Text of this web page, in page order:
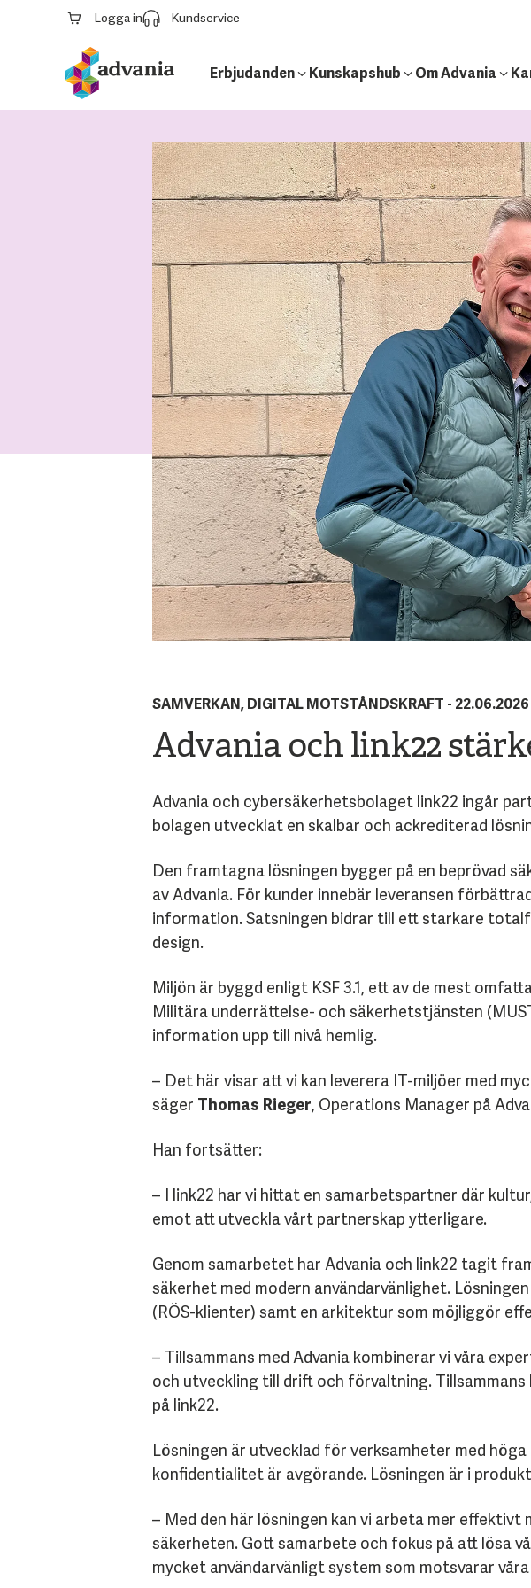
Logga in Kundservice
Erbjudanden Kunskapshub Om Advania
SAMVERKAN, DIGITAL MOTSTÅNDSKRAFT -
Advania och link22
Advania och cybersäkerhetsbolaget link22 ingår
bolagen utvecklat en skalbar och ackrediterad
Den framtagna lösningen bygger på en beprövad
av Advania. För kunder innebär leveransen
information. Satsningen bidrar till ett starkare
design.
Miljön är byggd enligt KSF 3.1, ett av de mest
Militära underrättelse- och säkerhetstjänsten
information upp till nivå hemlig.
– Det här visar att vi kan leverera IT-miljöer med
säger Thomas Rieger, Operations Manager på
Han fortsätter:
– I link22 har vi hittat en samarbetspartner där
emot att utveckla vårt partnerskap ytterligare.
Genom samarbetet har Advania och link22 tagit
säkerhet med modern användarvänlighet.
(RÖS-klienter) samt en arkitektur som möjliggör
– Tillsammans med Advania kombinerar vi våra
och utveckling till drift och förvaltning.
på link22.
Lösningen är utvecklad för verksamheter med
konfidentialitet är avgörande. Lösningen är i
– Med den här lösningen kan vi arbeta mer
säkerheten. Gott samarbete och fokus på att lösa
mycket användarvänligt system som motsvarar